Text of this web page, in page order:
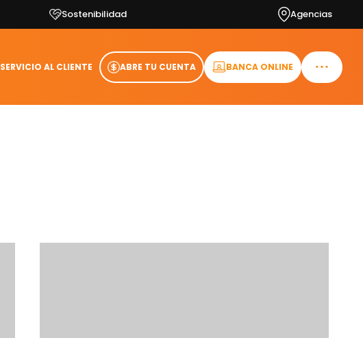
Sostenibilidad Agencias
SERVICIO AL CLIENTE ABRE TU CUENTA BANCA ONLINE